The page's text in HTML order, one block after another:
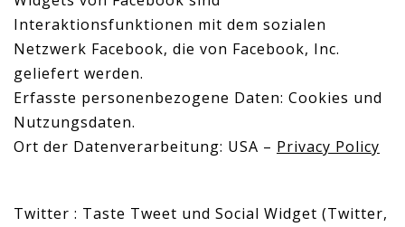
Interaktionsfunktionen mit dem sozialen
Netzwerk Facebook, die von Facebook, Inc.
geliefert werden.
Erfasste personenbezogene Daten: Cookies und
Nutzungsdaten.
Ort der Datenverarbeitung: USA – Privacy Policy
Twitter : Taste Tweet und Social Widget (Twitter,